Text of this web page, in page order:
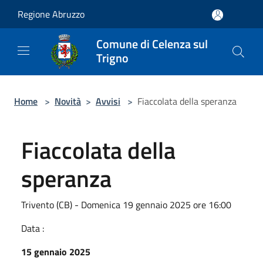
Regione Abruzzo
Comune di Celenza sul
Trigno
Home > Novità > Avvisi > Fiaccolata della speranza
Fiaccolata della
speranza
Trivento (CB) - Domenica 19 gennaio 2025 ore 16:00
Data :
15 gennaio 2025